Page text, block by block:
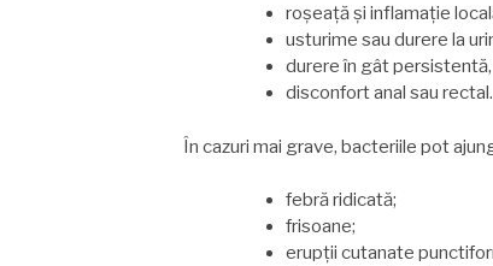
roșeață și inflamație
usturime sau durere la
durere în gât
disconfort anal sau rectal.
În cazuri mai grave, bacteriile pot
febră ridicată;
frisoane;
erupții cutanate